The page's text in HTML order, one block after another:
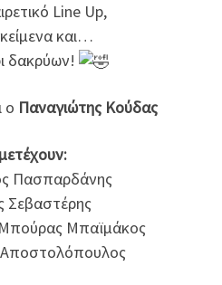
Line Up,
και…
δακρύων!
ο Παναγιώτης Κούδας
Πασπαρδάνης
Σεβαστέρης
Μπαϊμάκος
Αποστολόπουλος